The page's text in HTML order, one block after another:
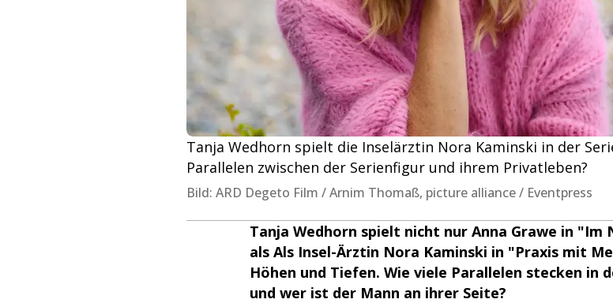
Tanja Wedhorn spielt die Inselärztin Nora Kaminski in der
Parallelen zwischen der Serienfigur und ihrem Privatleben?
Bild: ARD Degeto Film / Arnim Thomaß, picture alliance / Eventpress
Tanja Wedhorn spielt nicht nur Anna Grawe in "Im
als Als Insel-Ärztin Nora Kaminski in "Praxis mit
Höhen und Tiefen. Wie viele Parallelen stecken in
und wer ist der Mann an ihrer Seite?